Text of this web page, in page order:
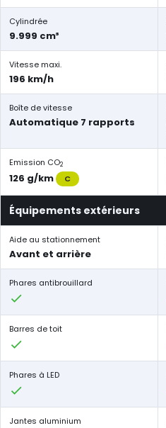
Cylindrée
9.999 cm³
Vitesse maxi.
196 km/h
Boîte de vitesse
Automatique 7 rapports
Emission CO2
126 g/km C
Équipements extérieurs
Aide au stationnement
Avant et arrière
Phares antibrouillard
Barres de toit
Phares à LED
Jantes aluminium